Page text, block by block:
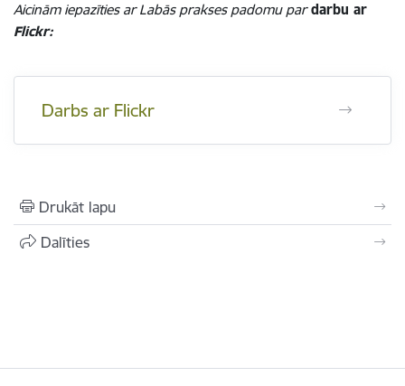
Aicinām iepazīties ar Labās prakses padomu pardarbu ar
Flickr:
Darbs ar Flickr
Drukāt lapu
Dalīties